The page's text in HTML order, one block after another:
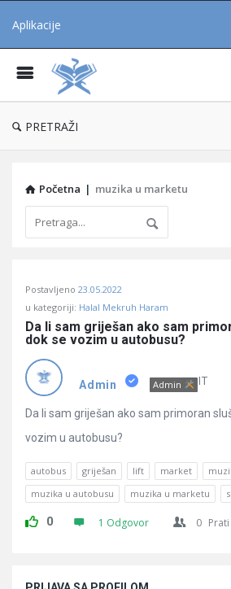
Aplikacije
PRETRAŽI
Početna | muzika u marketu
Učene
Latest
Pitanja
Postavljeno 23.05.2022
u kategoriji: Halal Mekruh Haram
Da li sam griješan ako sam
dok se vozim u autobusu?
Admin Admin IT
Da li sam griješan ako sam primoran
vozim u autobusu?
autobus griješan lift market
muzika u autobusu
muzika u marketu
0 1 Odgovor 0 Prati